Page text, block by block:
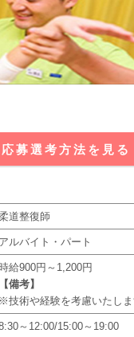
応募選考方法を見る
道整復師
アルバイト・パート
時給900円～1,200円
【備考】
※技術や経験を考慮いたしま
～12:00/15:00～19:00